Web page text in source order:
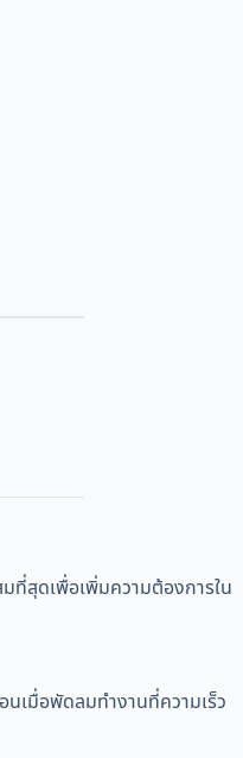
ที่สุดเพื่อเพิ่มความต้องการใน
เมื่อพัดลมทำงานที่ความเร็ว